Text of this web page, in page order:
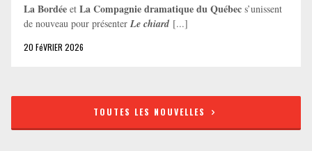
La Bordée et La Compagnie dramatique du Québec s’unissent
de nouveau pour présenter Le chiard [...]
20 FéVRIER 2026
TOUTES LES NOUVELLES